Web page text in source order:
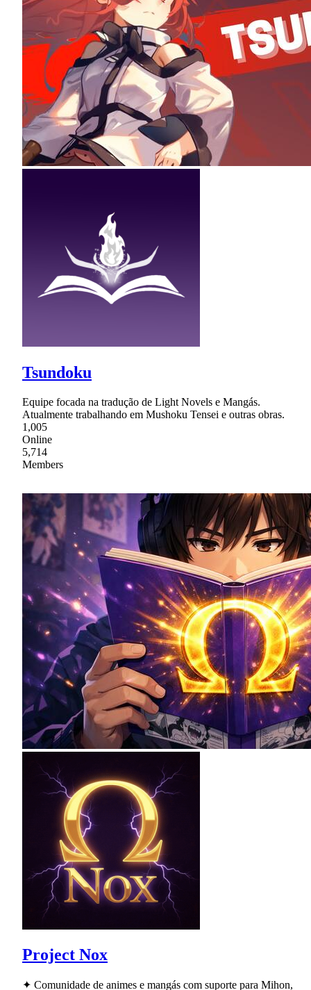
Tsundoku
Equipe focada na tradução de Light Novels e Mangás.
Atualmente trabalhando em Mushoku Tensei e outras obras.
1,005
Online
5,714
Members
Project Nox
✦ Comunidade de animes e mangás com suporte para Mihon,